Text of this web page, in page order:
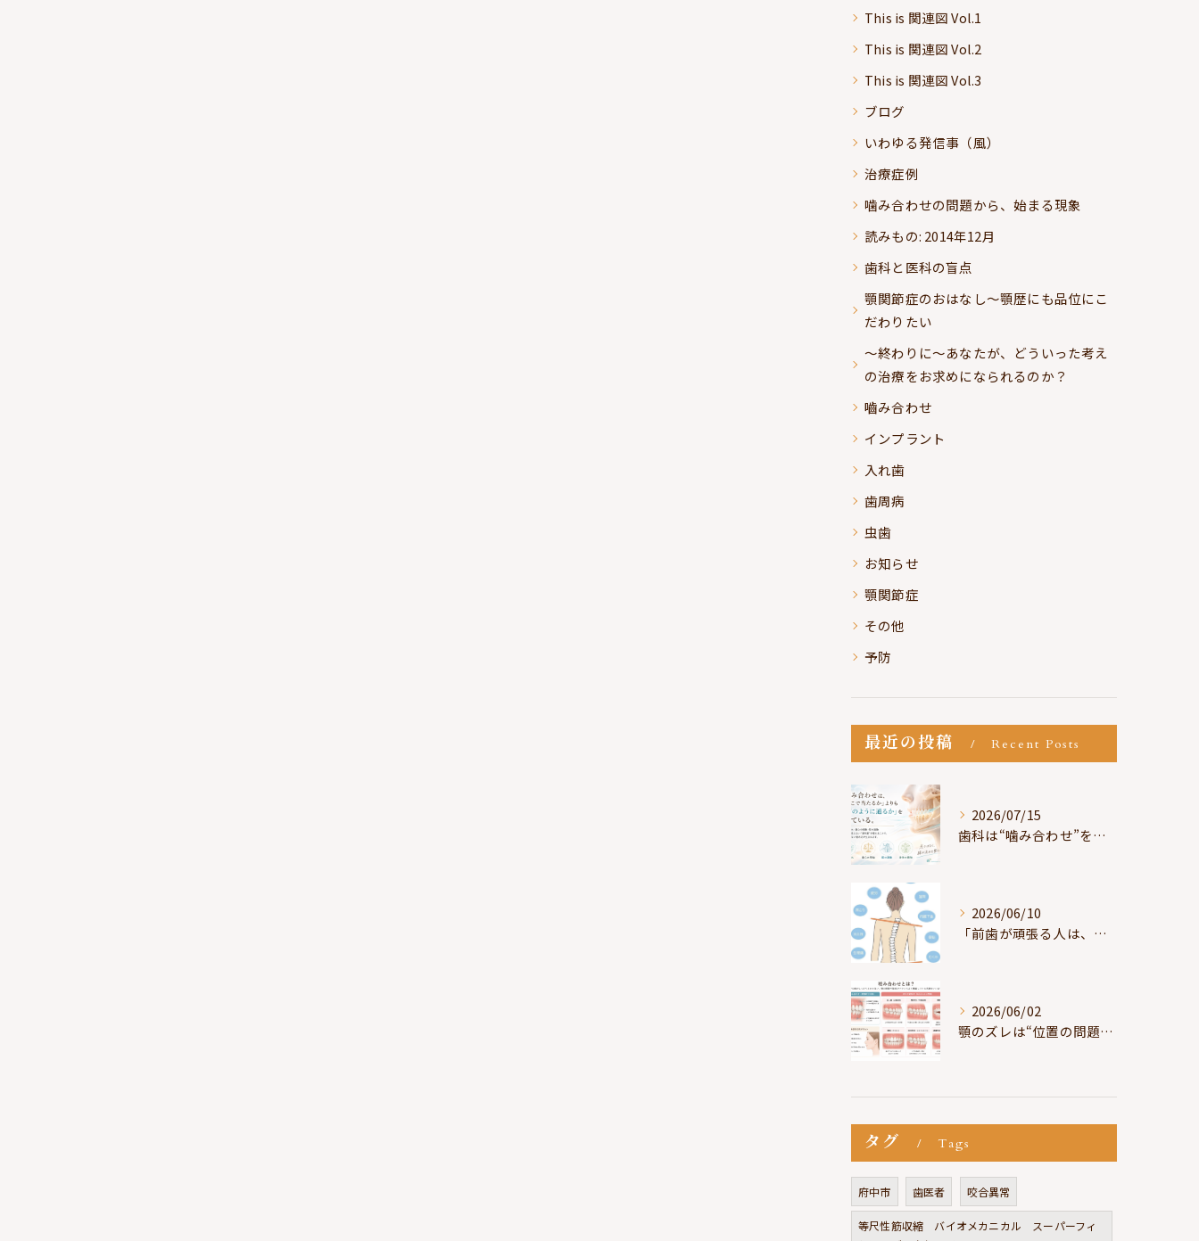
This is 関連図 Vol.1
This is 関連図 Vol.2
This is 関連図 Vol.3
ブログ
いわゆる発信事（風）
治療症例
噛み合わせの問題から、始まる現象
読みもの: 2014年12月
歯科と医科の盲点
顎関節症のおはなし～顎歴にも品位にこ
だわりたい
～終わりに～あなたが、どういった考え
の治療をお求めになられるのか？
嚙み合わせ
インプラント
入れ歯
歯周病
虫歯
お知らせ
顎関節症
その他
予防
最近の投稿 Recent Posts
2026/07/15
歯科は“噛み合わせ”を見ているが、身体は“通り道”を見ている
2026/06/10
「前歯が頑張る人は、だいたい疲れている」
2026/06/02
顎のズレは“位置の問題”ではなく“選択の問題”
タグ Tags
府中市 歯医者 咬合異常
等尺性筋収縮 バイオメカニカル スーパーフィ